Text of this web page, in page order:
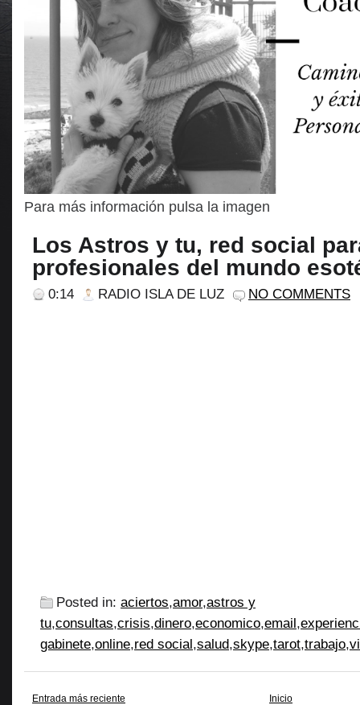
Para más información pulsa la imagen
Los Astros y tu, red social
profesionales del mundo
0:14 RADIO ISLA DE LUZ NO COMMENTS
Posted in: aciertos,amor,astros y
tu,consultas,crisis,dinero,economico,email,
gabinete,online,red social,salud,skype,tarot,trabajo,
Entrada más reciente Inicio